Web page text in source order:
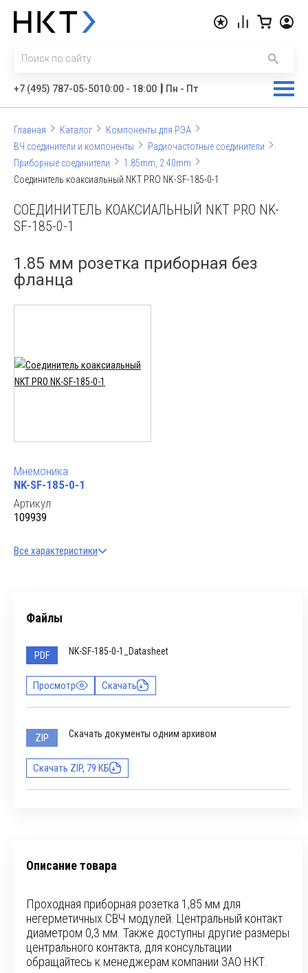
+7 (495) 787-05-5010:00 - 18:00 Пн - Пт
Главная Каталог
Компоненты для РЭА
ВЧ соединители и компоненты
Радиочастотные соединители
Приборные соединители
1.85mm, 2.40mm
Соединитель коаксиальный NKT PRO NK-SF-185-0-1
СОЕДИНИТЕЛЬ КОАКСИАЛЬНЫЙ NKT PRO NK-
SF-185-0-1
1.85 мм розетка приборная без
фланца
Мнемоника
NK-SF-185-0-1
Артикул
109939
Все характеристики
Файлы
PDF NK-SF-185-0-1_Datasheet
Просмотр Скачать
ZIP Скачать документы одним архивом
Скачать ZIP, 79 КБ
Описание товара
Проходная приборная розетка 1,85 мм для
негерметичных СВЧ модулей. Центральный контакт
диаметром 0,3 мм. Также доступны другие размеры
центрального контакта, для консультации
обращайтесь к менеджерам компании ЗАО НКТ.